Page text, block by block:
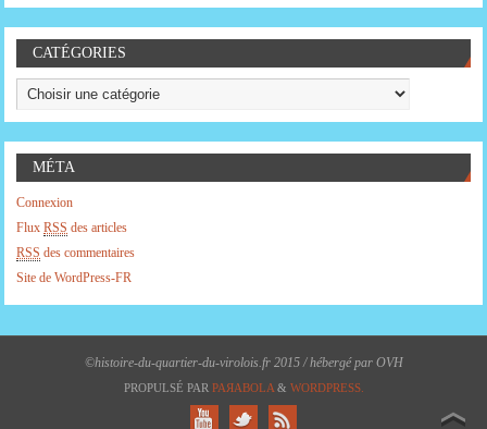
CATÉGORIES
MÉTA
Connexion
FluxRSS des articles
RSS des commentaires
Site de WordPress-FR
©histoire-du-quartier-du-virolois.fr 2015 / hébergé par OVH
PROPULSÉ PAR PAЯABOLA& WORDPRESS.